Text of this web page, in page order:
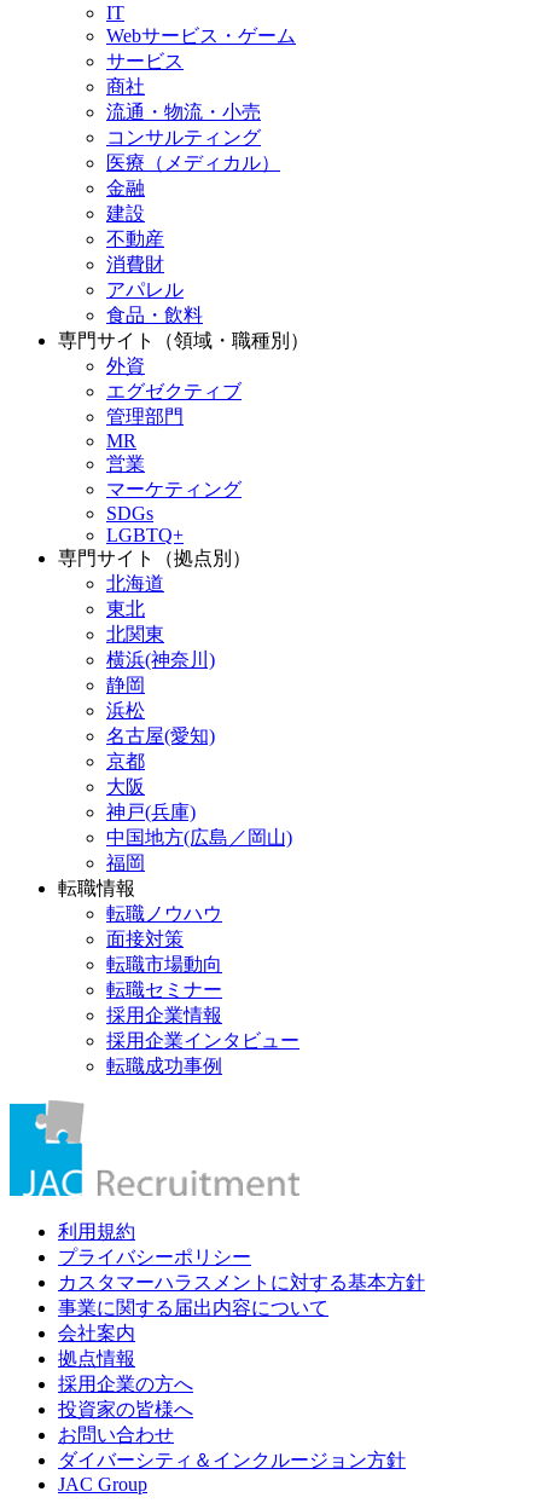
IT
Webサービス・ゲーム
サービス
商社
流通・物流・小売
コンサルティング
医療（メディカル）
金融
建設
不動産
消費財
アパレル
食品・飲料
専門サイト（領域・職種別）
外資
エグゼクティブ
管理部門
MR
営業
マーケティング
SDGs
LGBTQ+
専門サイト（拠点別）
北海道
東北
北関東
横浜(神奈川)
静岡
浜松
名古屋(愛知)
京都
大阪
神戸(兵庫)
中国地方(広島／岡山)
福岡
転職情報
転職ノウハウ
面接対策
転職市場動向
転職セミナー
採用企業情報
採用企業インタビュー
転職成功事例
利用規約
プライバシーポリシー
カスタマーハラスメントに対する基本方針
事業に関する届出内容について
会社案内
拠点情報
採用企業の方へ
投資家の皆様へ
お問い合わせ
ダイバーシティ＆インクルージョン方針
JAC Group